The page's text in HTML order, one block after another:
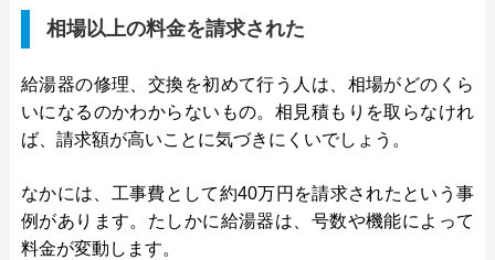
相場以上の料金を請求された
給湯器の修理、交換を初めて行う人は、相場がどのくら
いになるのかわからないもの。相見積もりを取らなけれ
ば、請求額が高いことに気づきにくいでしょう。
なかには、工事費として約40万円を請求されたという事
例があります。たしかに給湯器は、号数や機能によって
料金が変動します。